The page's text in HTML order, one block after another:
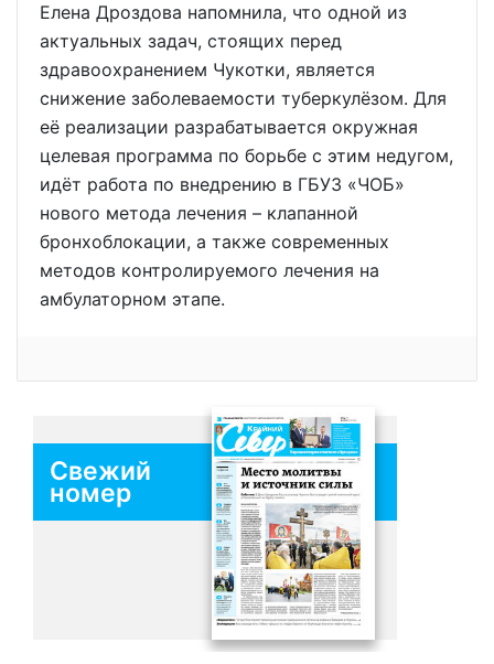
Елена Дроздова напомнила, что одной из
актуальных задач, стоящих перед
здравоохранением Чукотки, является
снижение заболеваемости туберкулёзом. Для
её реализации разрабатывается окружная
целевая программа по борьбе с этим недугом,
идёт работа по внедрению в ГБУЗ «ЧОБ»
нового метода лечения – клапанной
бронхоблокации, а также современных
методов контролируемого лечения на
амбулаторном этапе.
Свежий
номер